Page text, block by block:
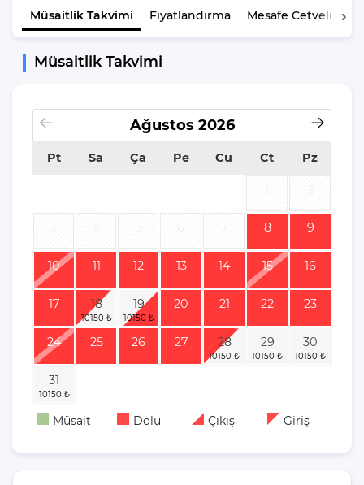
Müsaitlik Takvimi Fiyatlandırma Mesafe Cetveli
Müsaitlik Takvimi
Ağustos 2026
Pt Sa Ça Pe Cu Ct Pz
8 9
10 11 12 13 14 15 16
17 18 19 20 21 22 23
24 25 26 27 28 29 30
31
Müsait Dolu Çıkış Giriş